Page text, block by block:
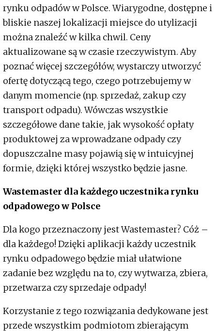
rynku odpadów w Polsce. Wiarygodne, dostępne i
bliskie naszej lokalizacji miejsce do utylizacji
można znaleźć w kilka chwil. Ceny
aktualizowane są w czasie rzeczywistym. Aby
poznać więcej szczegółów, wystarczy utworzyć
ofertę dotyczącą tego, czego potrzebujemy w
danym momencie (np. sprzedaż, zakup czy
transport odpadu). Wówczas wszystkie
szczegółowe dane takie, jak wysokość opłaty
produktowej za wprowadzane odpady czy
dopuszczalne masy pojawią się w intuicyjnej
formie, dzięki której wszystko będzie jasne.
Wastemaster dla każdego uczestnika rynku
odpadowego w Polsce
Dla kogo przeznaczony jest Wastemaster? Cóż –
dla każdego! Dzięki aplikacji każdy uczestnik
rynku odpadowego będzie miał ułatwione
zadanie bez względu na to, czy wytwarza, zbiera,
przetwarza czy sprzedaje odpady!
Korzystanie z tego rozwiązania dedykowane jest
przede wszystkim podmiotom zbierającym